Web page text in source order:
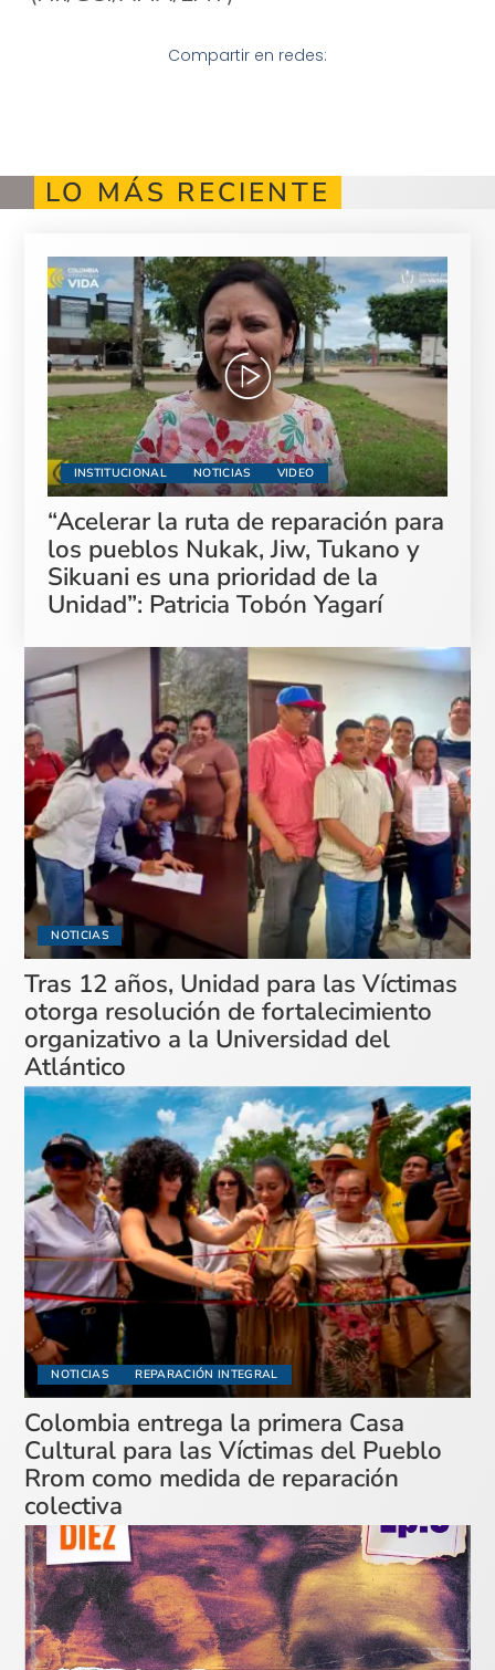
Compartir en redes:
LO MÁS RECIENTE
INSTITUCIONAL NOTICIAS VIDEO
“Acelerar la ruta de reparación para
los pueblos Nukak, Jiw, Tukano y
Sikuani es una prioridad de la
Unidad”: Patricia Tobón Yagarí
NOTICIAS
Tras 12 años, Unidad para las Víctimas
otorga resolución de fortalecimiento
organizativo a la Universidad del
Atlántico
NOTICIAS REPARACIÓN INTEGRAL
Colombia entrega la primera Casa
Cultural para las Víctimas del Pueblo
Rrom como medida de reparación
colectiva